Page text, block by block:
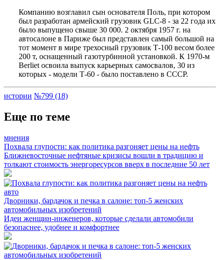
Компанию возглавил сын основателя Поль, при котором
был разработан армейский грузовик GLC-8 - за 22 года их
было выпущено свыше 30 000. 2 октября 1957 г. на
автосалоне в Париже был представлен самый большой на
тот момент в мире трехосный грузовик Т-100 весом более
200 т, оснащенный газотурбинной установкой. К 1970-м
Berliet освоила выпуск карьерных самосвалов, 30 из
которых - модели Т-60 - было поставлено в СССР.
истории №799 (18)
Еще по теме
мнения
Похвала глупости: как политика разгоняет цены на нефть
Ближневосточные нефтяные кризисы вошли в традицию и
толкают стоимость энергоресурсов вверх в последние 50 лет
авто
Дворники, бардачок и печка в салоне: топ-5 женских
автомобильных изобретений
Идеи женщин-инженеров, которые сделали автомобили
безопаснее, удобнее и комфортнее